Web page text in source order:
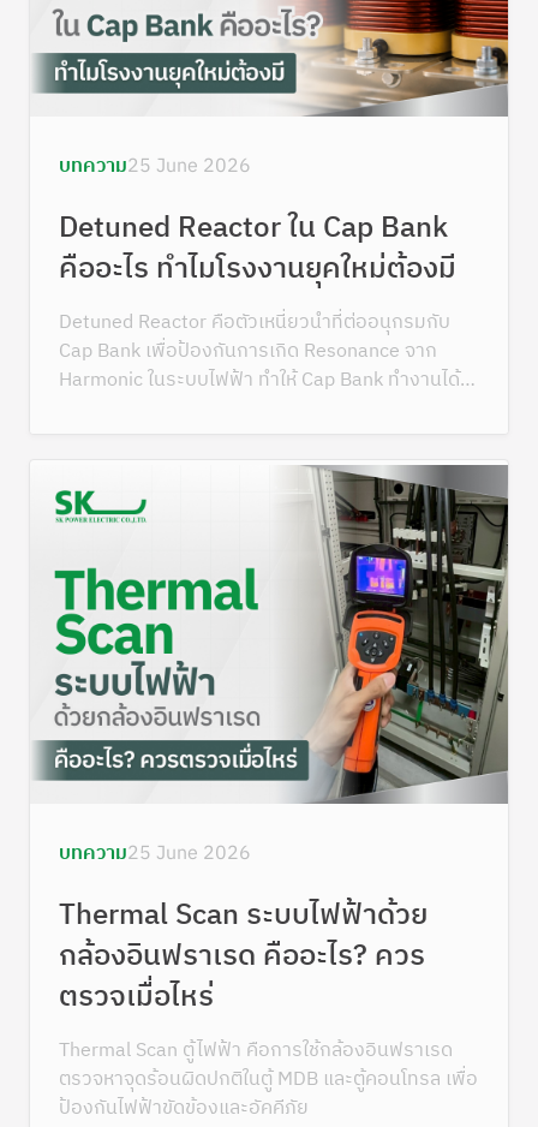
บทความ25 June 2026
Detuned Reactor ใน Cap Bank
คืออะไร ทำไมโรงงานยุคใหม่ต้องมี
Detuned Reactor คือตัวเหนี่ยวนำที่ต่ออนุกรมกับ
Cap Bank เพื่อป้องกันการเกิด Resonance จาก
Harmonic ในระบบไฟฟ้า ทำให้ Cap Bank ทำงานได้
บทความ25 June 2026
Thermal Scan ระบบไฟฟ้าด้วย
กล้องอินฟราเรด คืออะไร? ควร
ตรวจเมื่อไหร่
Thermal Scan ตู้ไฟฟ้า คือการใช้กล้องอินฟราเรด
ตรวจหาจุดร้อนผิดปกติในตู้ MDB และตู้คอนโทรล เพื่อ
ป้องกันไฟฟ้าขัดข้องและอัคคีภัย